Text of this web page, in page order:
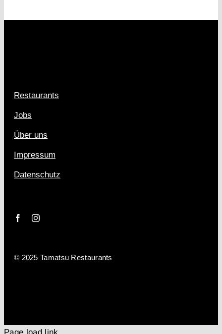
Restaurants
Jobs
Über uns
Impressum
Datenschutz
© 2025 Tamatsu Restaurants